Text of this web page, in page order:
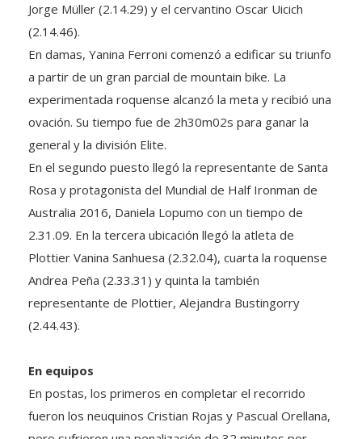
(2.14.46).
En damas, Yanina Ferroni comenzó a edificar su triunfo
a partir de un gran parcial de mountain bike. La
experimentada roquense alcanzó la meta y recibió una
ovación. Su tiempo fue de 2h30m02s para ganar la
general y la división Elite.
En el segundo puesto llegó la representante de Santa
Rosa y protagonista del Mundial de Half Ironman de
Australia 2016, Daniela Lopumo con un tiempo de
2.31.09. En la tercera ubicación llegó la atleta de
Plottier Vanina Sanhuesa (2.32.04), cuarta la roquense
Andrea Peña (2.33.31) y quinta la también
representante de Plottier, Alejandra Bustingorry
(2.44.43).
En postas, los primeros en completar el recorrido
fueron los neuquinos Cristian Rojas y Pascual Orellana,
pero sufrieron una penalización de 32 minutos por